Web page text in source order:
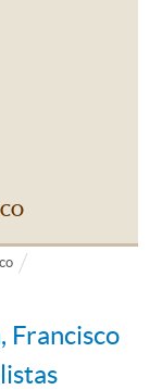
Francisco